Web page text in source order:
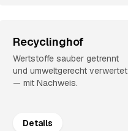
Recyclinghof
Wertstoffe sauber getrennt
und umweltgerecht verwertet
— mit Nachweis.
Details